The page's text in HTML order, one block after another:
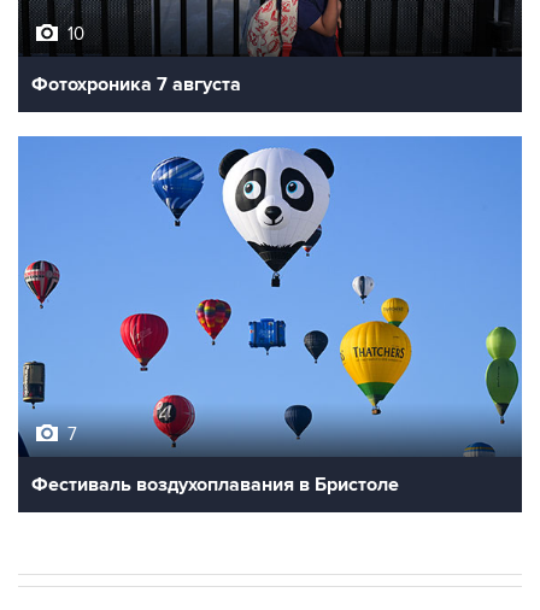
Фотохроника 7 августа
Фестиваль воздухоплавания в Бристоле